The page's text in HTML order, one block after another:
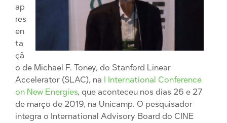
ap
res
en
ta
çã
o de Michael F. Toney, do Stanford Linear
Accelerator (SLAC), na I International Conference
on New Energies, que aconteceu nos dias 26 e 27
de março de 2019, na Unicamp. O pesquisador
integra o International Advisory Board do CINE